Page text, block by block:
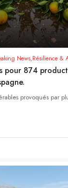
News,Résilience &
pour 874
provoqués par